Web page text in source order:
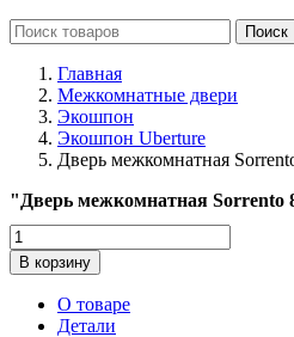
Search
for:
Поиск
Главная
Межкомнатные двери
Экошпон
Экошпон Uberture
Дверь межкомнатная
"Дверь межкомнатная Sorrento
Количество
товара
Дверь
межкомнатная
Sorrento
В корзину
О товаре
Детали